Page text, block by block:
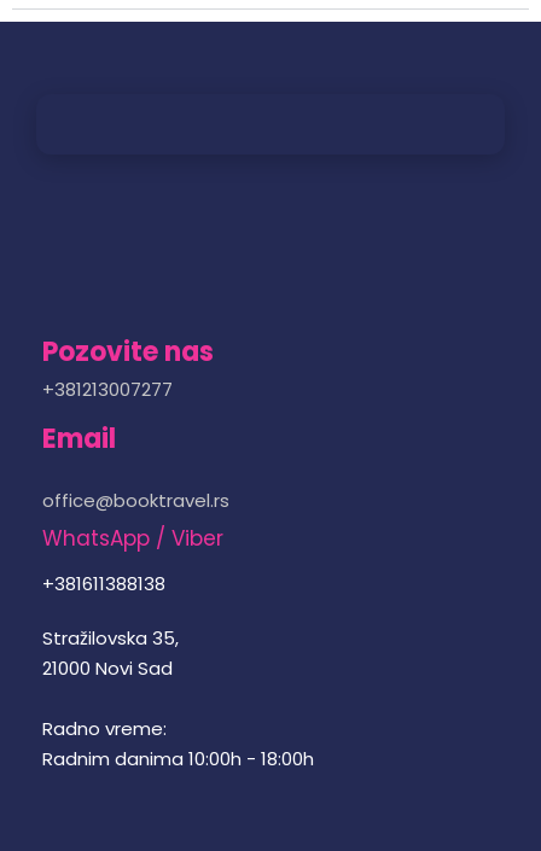
Pozovite nas
+381213007277
Email
office@booktravel.rs
WhatsApp / Viber
+381611388138
Stražilovska 35,
21000 Novi Sad
Radno vreme:
Radnim danima 10:00h - 18:00h